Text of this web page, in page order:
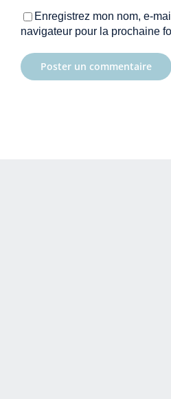
Enregistrez mon nom, e-
navigateur pour la prochaine